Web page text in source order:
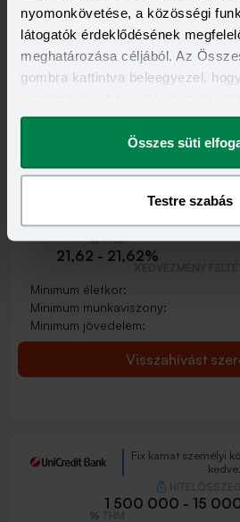
nyomonkövetése, a közösségi
látogatók érdeklődésének
meghatározása céljából. Az
gombra kattintva beleegyezel,
megváltoztathatod.
Összes süti
Testre szabás
Minimum életkor:
Minimum munkaviszony:
Minimum jövedelem:
Visszahívást
Fix kamat
1 500 000 - 15
THM
21,62 - 21,62%
Minimum életkor:
Minimum munkaviszony:
Minimum jövedelem:
Visszahívást
Fix kamat személyi
1 500 000 - 15